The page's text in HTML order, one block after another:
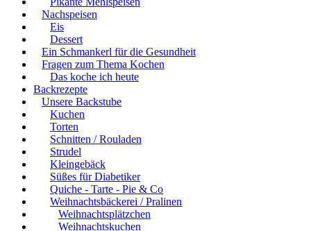
Nachspeisen
Eis
Dessert
Ein Schmankerl für die Gesundheit
Fragen zum Thema Kochen
Das koche ich heute
Backrezepte
Unsere Backstube
Kuchen
Torten
Schnitten / Rouladen
Strudel
Kleingebäck
Süßes für Diabetiker
Quiche - Tarte - Pie & Co
Weihnachtsbäckerei / Pralinen
Weihnachtsplätzchen
Weihnachtskuchen